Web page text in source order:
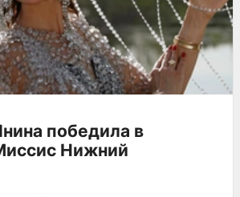
победила в
Нижний